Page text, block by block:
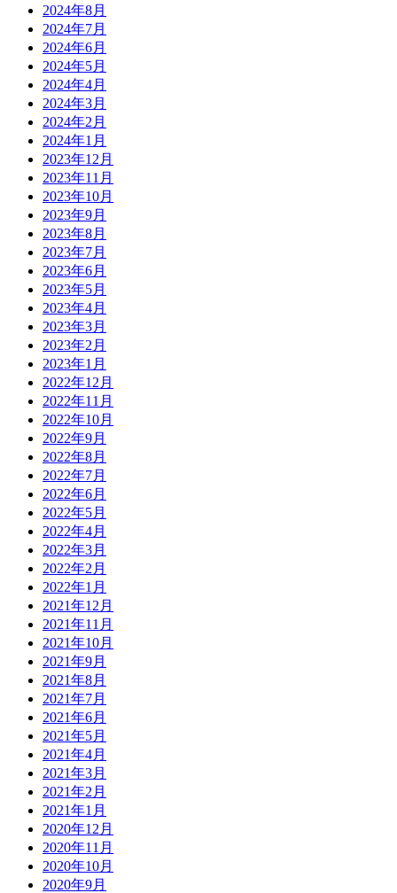
2024年8月
2024年7月
2024年6月
2024年5月
2024年4月
2024年3月
2024年2月
2024年1月
2023年12月
2023年11月
2023年10月
2023年9月
2023年8月
2023年7月
2023年6月
2023年5月
2023年4月
2023年3月
2023年2月
2023年1月
2022年12月
2022年11月
2022年10月
2022年9月
2022年8月
2022年7月
2022年6月
2022年5月
2022年4月
2022年3月
2022年2月
2022年1月
2021年12月
2021年11月
2021年10月
2021年9月
2021年8月
2021年7月
2021年6月
2021年5月
2021年4月
2021年3月
2021年2月
2021年1月
2020年12月
2020年11月
2020年10月
2020年9月